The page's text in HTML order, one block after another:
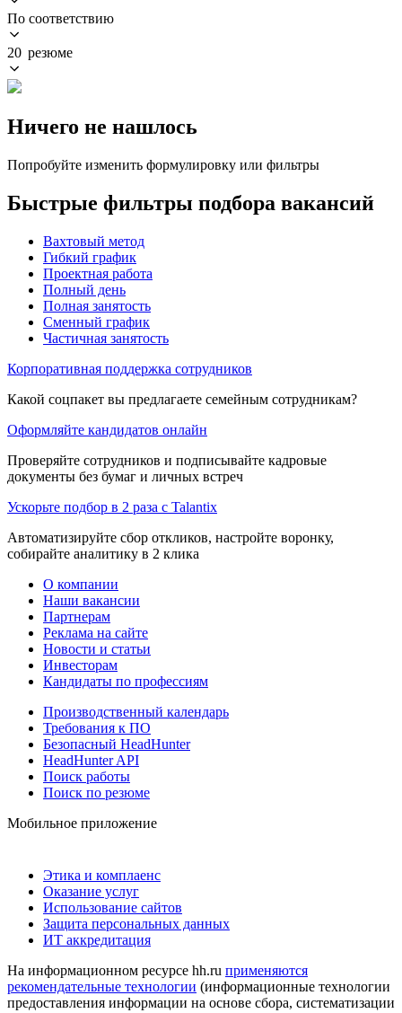
По соответствию
20 резюме
Ничего не нашлось
Попробуйте изменить формулировку или фильтры
Быстрые фильтры подбора вакансий
Вахтовый метод
Гибкий график
Проектная работа
Полный день
Полная занятость
Сменный график
Частичная занятость
Корпоративная поддержка сотрудников
Какой соцпакет вы предлагаете семейным сотрудникам?
Оформляйте кандидатов онлайн
Проверяйте сотрудников и подписывайте кадровые
документы без бумаг и личных встреч
Ускорьте подбор в 2 раза с Talantix
Автоматизируйте сбор откликов, настройте воронку,
собирайте аналитику в 2 клика
О компании
Наши вакансии
Партнерам
Реклама на сайте
Новости и статьи
Инвесторам
Кандидаты по профессиям
Производственный календарь
Требования к ПО
Безопасный HeadHunter
HeadHunter API
Поиск работы
Поиск по резюме
Мобильное приложение
Этика и комплаенс
Оказание услуг
Использование сайтов
Защита персональных данных
ИТ аккредитация
На информационном ресурсе hh.ru применяются
рекомендательные технологии (информационные технологии
предоставления информации на основе сбора, систематизации